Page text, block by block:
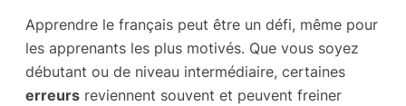
Apprendre le français peut être un défi, même pour
les apprenants les plus motivés. Que vous soyez
débutant ou de niveau intermédiaire, certaines
erreurs reviennent souvent et peuvent freiner